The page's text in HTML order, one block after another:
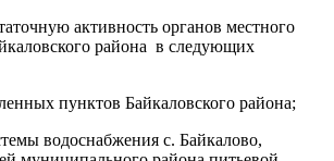
активность органов местного
района в следующих
пунктов Байкаловского района;
водоснабжения с. Байкалово,